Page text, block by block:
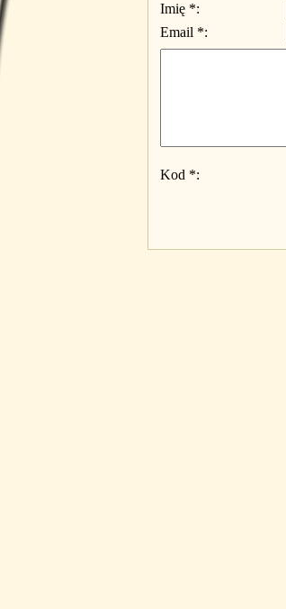
Imię *:
Email *:
Kod *: